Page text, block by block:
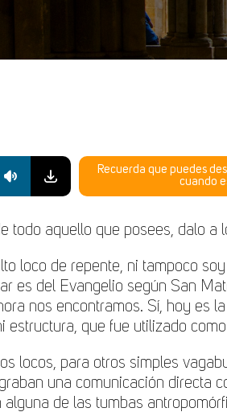
Recuerda que puedes
cuando
todo aquello que posees, dalo
loco de repente, ni tampoco
es del Evangelio según San
nos encontramos. Sí, hoy es
estructura, que fue utilizado
locos, para otros simples
una comunicación directa
alguna de las tumbas